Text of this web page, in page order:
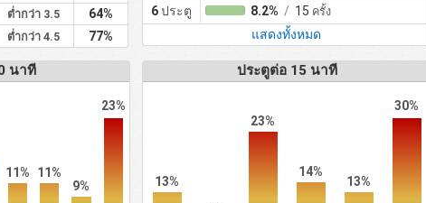
ต่ำกว่า 3.5 64%
ต่ำกว่า 4.5 77%
6ประตู 8.2% / 15 ครั้ง
แสดงทั้งหมด
นาที
11%
11%
9%
23%
ประตูต่อ 15 นาที
13%
23%
14%
13%
30%